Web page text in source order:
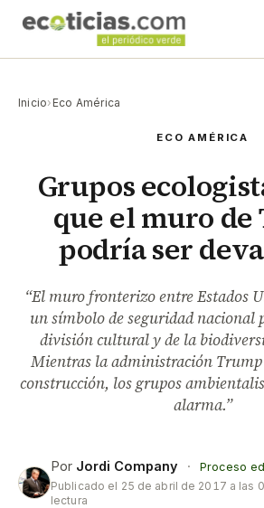
Inicio› Eco América
ECO AMÉRICA
Grupos
que el muro
podría ser
“El muro fronterizo entre Estados
un símbolo de seguridad nacional
división cultural y de la
Mientras la administración Trump
construcción, los grupos
alarma.”
Por Jordi Company ·
Proceso
Publicado el 25 de abril de 2017 a las
lectura